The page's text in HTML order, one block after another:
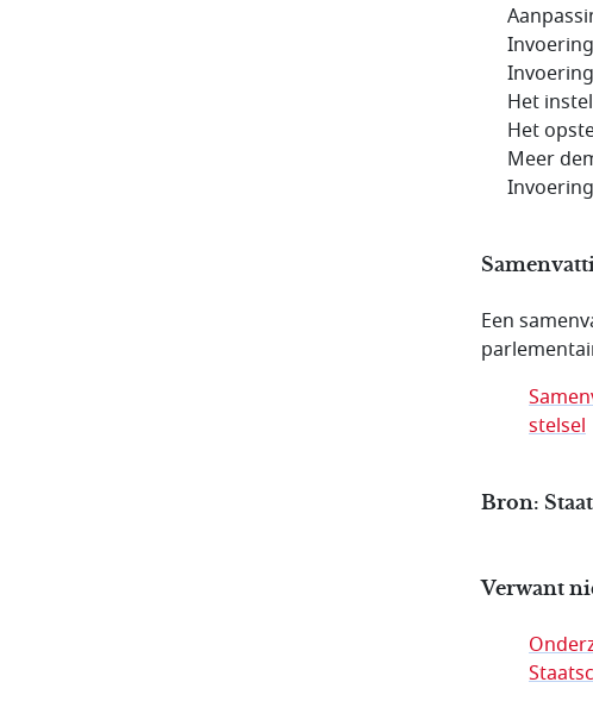
Het
Het
Meer
Een
stelsel
Bron:
Verwant